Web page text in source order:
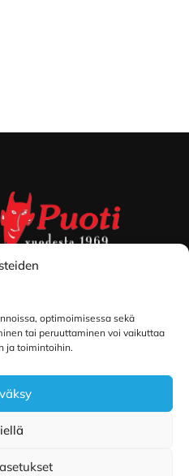
optimoimisessa sekä
tai peruuttaminen voi vaikuttaa
ja toimintoihin.
maksuehdot
Helsinki